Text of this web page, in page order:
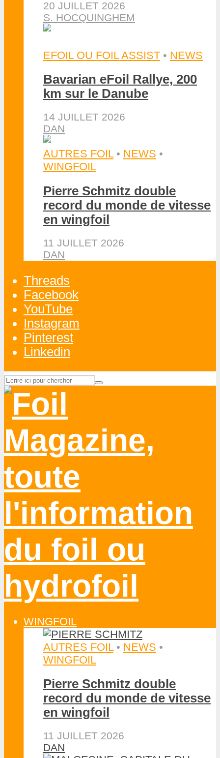
20 JUILLET 2026
S. HOCQUINGHEM
EFOIL OU FOIL ASSIST • NEWS
Bavarian eFoil Rallye, 200
km sur le Danube
14 JUILLET 2026
DAN
AUTRES FOIL • NEWS •
WINGFOIL
Pierre Schmitz double
record du monde de vitesse
en wingfoil
11 JUILLET 2026
DAN
Threads
Facebook
YouTube
Instagram
Pinterest
Linkedin
WINGFOIL
AUTRES FOIL • NEWS •
WINGFOIL
Pierre Schmitz double
record du monde de vitesse
en wingfoil
11 JUILLET 2026
DAN